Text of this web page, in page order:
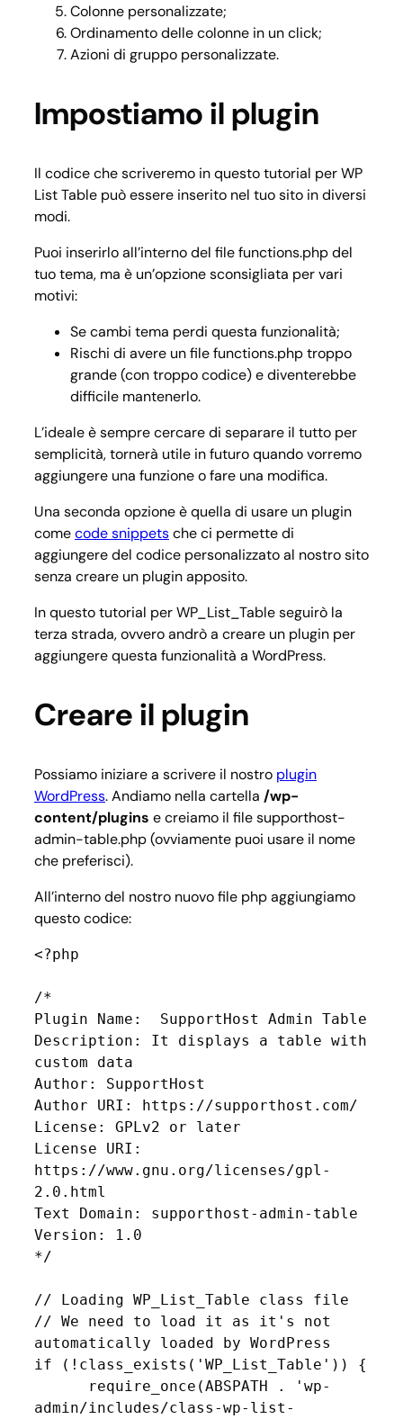
Colonne personalizzate;
Ordinamento delle colonne in un click;
Azioni di gruppo personalizzate.
Impostiamo il plugin
Il codice che scriveremo in questo tutorial per WP
List Table può essere inserito nel tuo sito in diversi
modi.
Puoi inserirlo all’interno del file functions.php del
tuo tema, ma è un’opzione sconsigliata per vari
motivi:
Se cambi tema perdi questa funzionalità;
Rischi di avere un file functions.php troppo
grande (con troppo codice) e diventerebbe
difficile mantenerlo.
L’ideale è sempre cercare di separare il tutto per
semplicità, tornerà utile in futuro quando vorremo
aggiungere una funzione o fare una modifica.
Una seconda opzione è quella di usare un plugin
comecode snippetsche ci permette di
aggiungere del codice personalizzato al nostro sito
senza creare un plugin apposito.
In questo tutorial per WP_List_Table seguirò la
terza strada, ovvero andrò a creare un plugin per
aggiungere questa funzionalità a WordPress.
Creare il plugin
Possiamo iniziare a scrivere il nostro plugin
WordPress. Andiamo nella cartella /wp-
content/plugins e creiamo il file supporthost-
admin-table.php (ovviamente puoi usare il nome
che preferisci).
All’interno del nostro nuovo file php aggiungiamo
questo codice:
<?php
/*
Plugin Name:  SupportHost Admin Table
Description: It displays a table with
custom data
Author: SupportHost
Author URI: https://supporthost.com/
License: GPLv2 or later
License URI:
https://www.gnu.org/licenses/gpl-
2.0.html
Text Domain: supporthost-admin-table
Version: 1.0
*/
// Loading WP_List_Table class file
// We need to load it as it's not
automatically loaded by WordPress
if (!class_exists('WP_List_Table')) {
admin/includes/class-wp-list-